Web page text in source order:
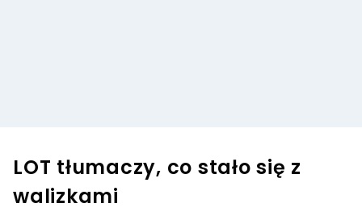
LOT tłumaczy, co stało się z
walizkami